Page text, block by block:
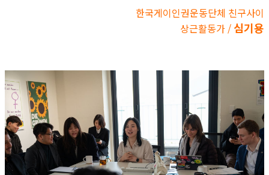
한국게이인권운동단체 친구사이
상근활동가 / 심기용